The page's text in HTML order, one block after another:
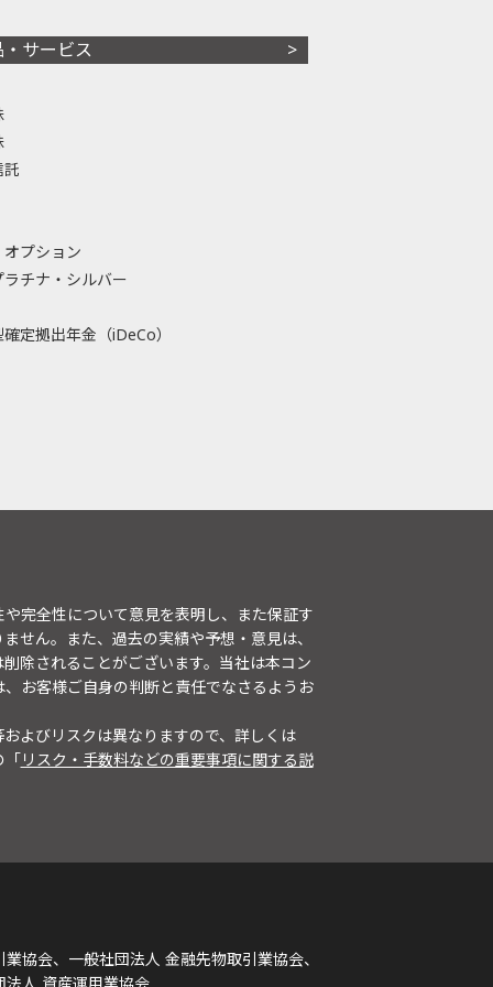
・サービス
託
プション
ラチナ・シルバー
定拠出年金（iDeCo）
完全性について意見を表明し、また保証す
せん。また、過去の実績や予想・意見は、
除されることがございます。当社は本コン
お客様ご自身の判断と責任でなさるようお
よびリスクは異なりますので、詳しくは
「リスク・手数料などの重要事項に関する説
協会、一般社団法人 金融先物取引業協会、